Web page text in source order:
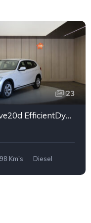
23
BMW X1 sDrive20d EfficientDynamics Edition
Km's Diesel